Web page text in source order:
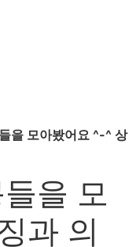
을 모아봤어요 ^-^ 상
을 모
과 의